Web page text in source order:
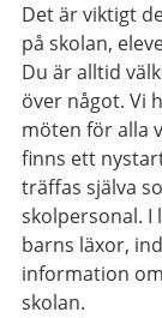
Det är viktigt
på skolan,
Du är alltid
över något. Vi
möten för alla
finns ett
träffas själva
skolpersonal. I
barns läxor,
information
skolan.